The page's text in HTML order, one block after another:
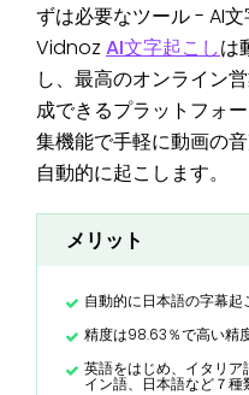
ずは必要なツール - AI文
Vidnoz AI文字起こしは
し、最高のオンライン
成できるプラットフォ
集機能で手軽に動画の
自動的に起こします。
メリット
自動的に日本語の字幕起
精度は98.63％で高い精
英語をはじめ、イタリ
イン語、日本語など７種